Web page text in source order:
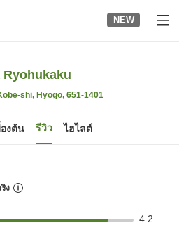
NEW
Ryohukaku
shi, Hyogo, 651-1401
งต้น รีวิว ไฮไลต์
ง
4.2